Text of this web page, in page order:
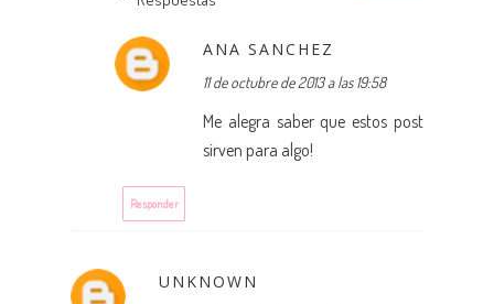
ANA SANCHEZ
11 de octubre de 2013 a las 19:58
Me alegra saber que estos post
sirven para algo!
Responder
UNKNOWN